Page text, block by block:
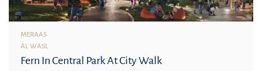
MERAAS
AL WASL
Fern In Central Park At City Walk